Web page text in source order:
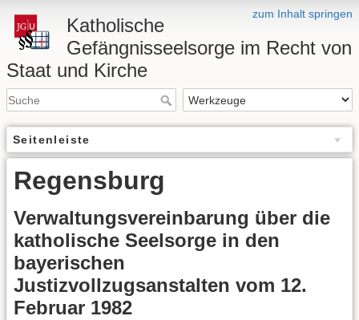
zum Inhalt springen
Katholische
Gefängnisseelsorge im Recht von
Staat und Kirche
Seitenleiste
Regensburg
Verwaltungsvereinbarung über die
katholische Seelsorge in den
bayerischen
Justizvollzugsanstalten vom 12.
Februar 1982